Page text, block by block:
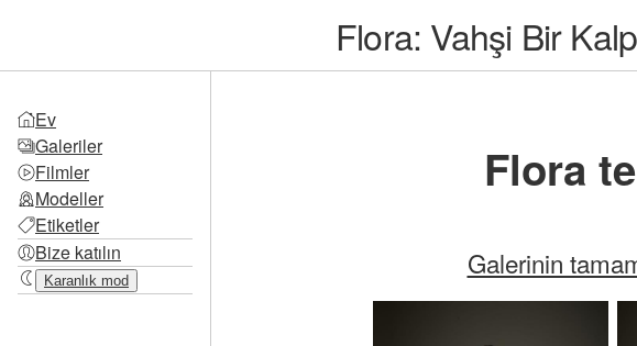
Flora: Vahşi Bir
Ev
Galeriler
Filmler
Modeller
Etiketler
Bize katılın
Karanlık mod
Flora
Galerinin